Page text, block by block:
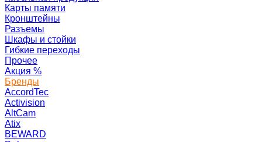
Карты памяти
Кронштейны
Разъемы
Шкафы и стойки
Гибкие переходы
Прочее
Акция %
Бренды
AccordTec
Activision
AltCam
Atix
BEWARD